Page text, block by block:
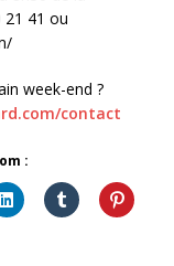
21 41 ou
week-end ?
contact
: